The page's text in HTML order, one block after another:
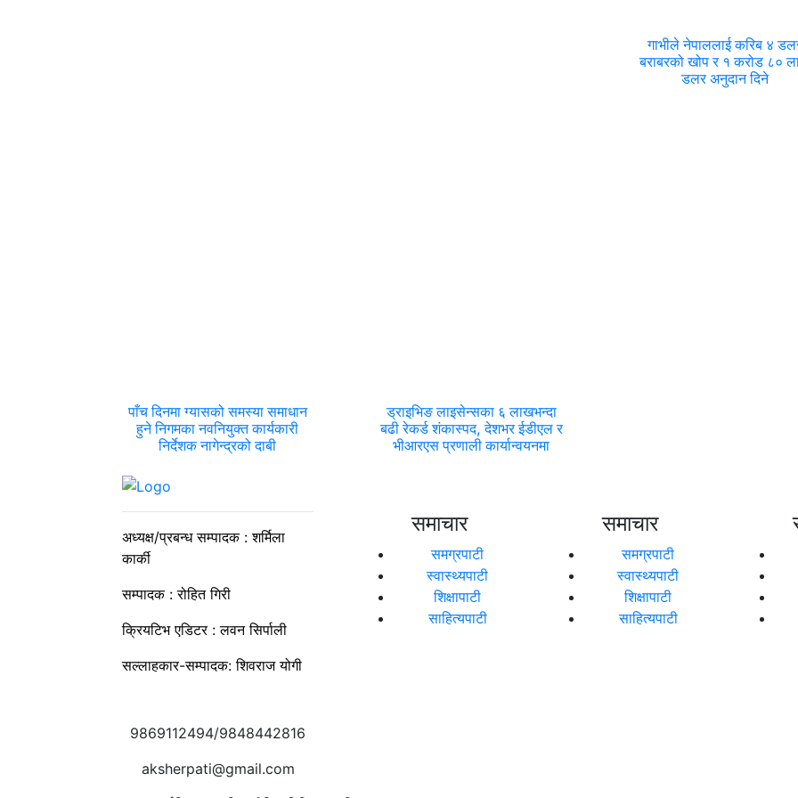
पाँच दिनमा ग्यासको समस्या समाधान
हुने निगमका नवनियुक्त कार्यकारी
निर्देशक नागेन्द्रको दाबी
ड्राइभिङ लाइसेन्सका ६ लाखभन्दा
बढी रेकर्ड शंकास्पद, देशभर ईडीएल र
भीआरएस प्रणाली कार्यान्वयनमा
गाभीले नेपाललाई करिब ४
बराबरको खोप र १ करोड ८०
डलर अनुदान दिने
अध्यक्ष/प्रबन्ध सम्पादक : शर्मिला
कार्की
सम्पादक : रोहित गिरी
क्रियटिभ एडिटर : लवन सिर्पाली
सल्लाहकार-सम्पादक: शिवराज योगी
9869112494/9848442816
aksherpati@gmail.com
समाचार
समग्रपाटी
स्वास्थ्यपाटी
शिक्षापाटी
साहित्यपाटी
समाचार
समग्रपाटी
स्वास्थ्यपाटी
शिक्षापाटी
साहित्यपाटी